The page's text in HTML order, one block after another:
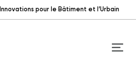
pour le Bâtiment et l’Urbain